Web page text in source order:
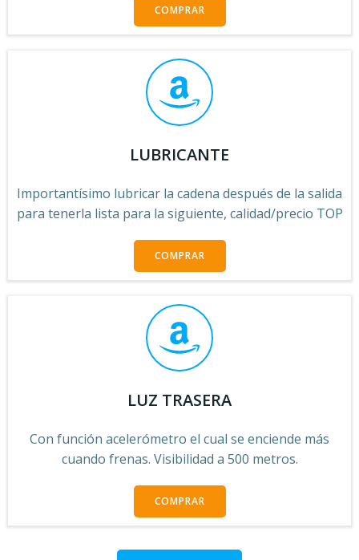
COMPRAR
LUBRICANTE
Importantísimo lubricar la cadena después de la salida
para tenerla lista para la siguiente, calidad/precio TOP
COMPRAR
LUZ TRASERA
Con función acelerómetro el cual se enciende más
cuando frenas. Visibilidad a 500 metros.
COMPRAR